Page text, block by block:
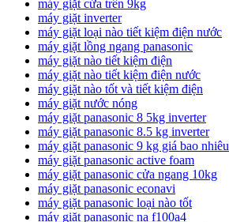
máy giặt cửa trên 9kg
máy giặt inverter
máy giặt loại nào tiết kiệm điện nước
máy giặt lồng ngang panasonic
máy giặt nào tiết kiệm điện
máy giặt nào tiết kiệm điện nước
máy giặt nào tốt và tiết kiệm điện
máy giặt nước nóng
máy giặt panasonic 8 5kg inverter
máy giặt panasonic 8.5 kg inverter
máy giặt panasonic 9 kg giá bao nhiêu
máy giặt panasonic active foam
máy giặt panasonic cửa ngang 10kg
máy giặt panasonic econavi
máy giặt panasonic loại nào tốt
máy giặt panasonic na f100a4